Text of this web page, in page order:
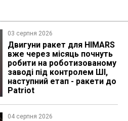
03 серпня 2026
Двигуни ракет для HIMARS
вже через місяць почнуть
робити на роботизованому
заводі під контролем ШІ,
наступний етап - ракети до
Patriot
04 серпня 2026